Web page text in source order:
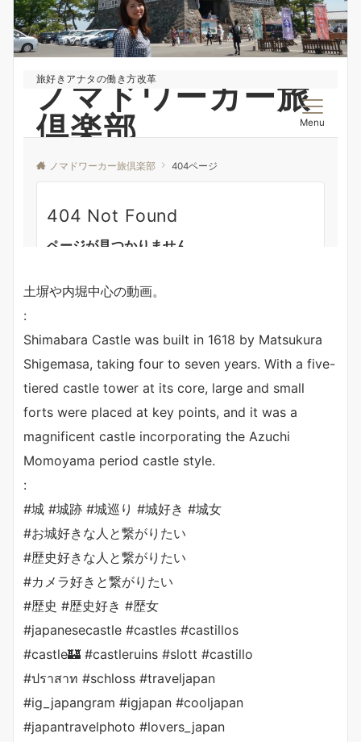
土塀や内堀中心の動画。
:
Shimabara Castle was built in 1618 by Matsukura
Shigemasa, taking four to seven years. With a five-
tiered castle tower at its core, large and small
forts were placed at key points, and it was a
magnificent castle incorporating the Azuchi
Momoyama period castle style.
:
#城 #城跡 #城巡り #城好き #城女
#お城好きな人と繋がりたい
#歴史好きな人と繋がりたい
#カメラ好きと繋がりたい
#歴史 #歴史好き #歴女
#japanesecastle #castles #castillos
#castle🏰 #castleruins #slott #castillo
#ปราสาท #schloss #traveljapan
#ig_japangram #igjapan #cooljapan
#japantravelphoto #lovers_japan